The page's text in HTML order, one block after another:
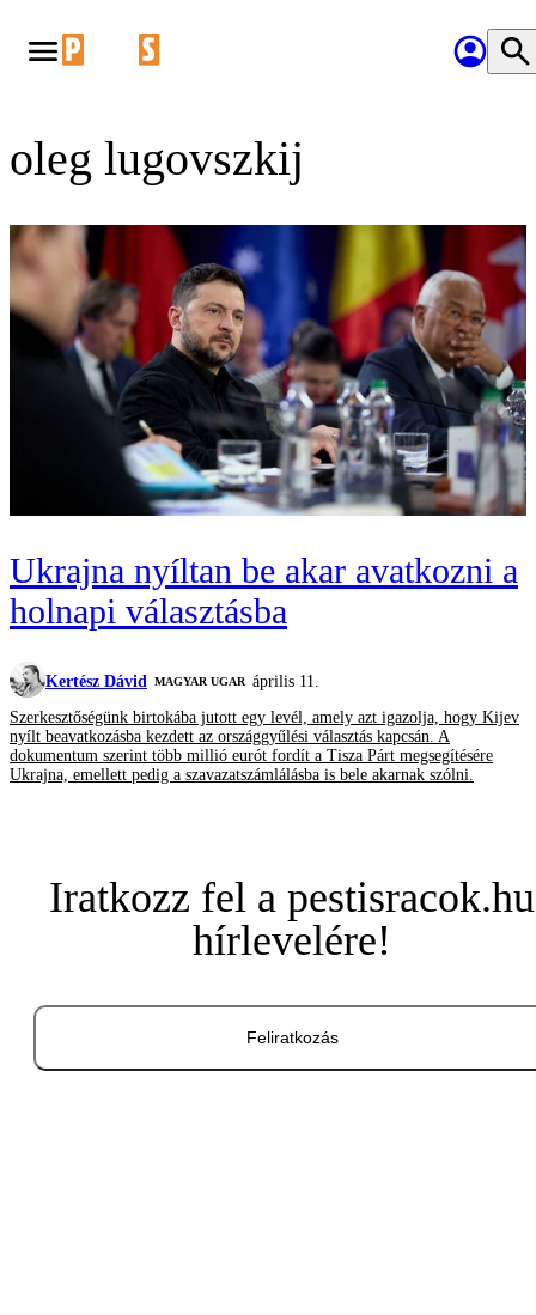
oleg lugovszkij
Ukrajna nyíltan be akar avatkozni a
holnapi választásba
Kertész Dávid MAGYAR UGAR április 11.
Szerkesztőségünk birtokába jutott egy levél, amely azt igazolja, hogy Kijev
nyílt beavatkozásba kezdett az országgyűlési választás kapcsán. A
dokumentum szerint több millió eurót fordít a Tisza Párt megsegítésére
Ukrajna, emellett pedig a szavazatszámlálásba is bele akarnak szólni.
Iratkozz fel a pestisracok.hu
hírlevelére!
Feliratkozás